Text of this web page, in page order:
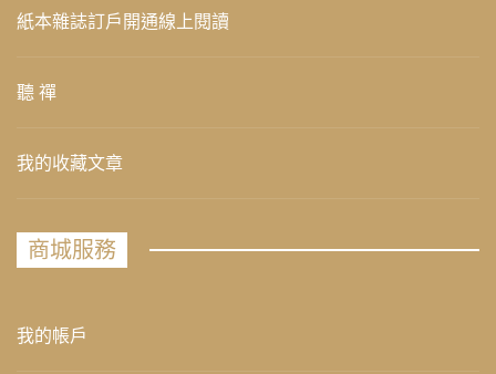
紙本雜誌訂戶開通線上閱讀
聽 禪
我的收藏文章
商城服務
我的帳戶